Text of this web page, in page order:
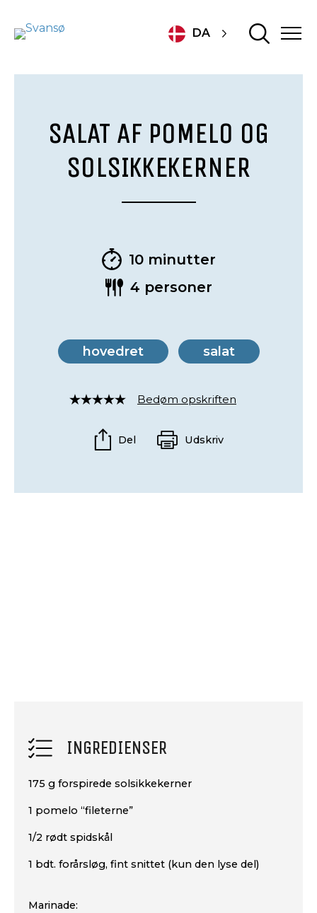
DA
SALAT AF POMELO OG
SOLSIKKEKERNER
10 minutter
4 personer
hovedret salat
Rated
out
of
Bedøm opskriften
Del Udskriv
INGREDIENSER
175 g forspirede solsikkekerner
1 pomelo “fileterne”
1/2 rødt spidskål
1 bdt. forårsløg, fint snittet (kun den lyse del)
Marinade: